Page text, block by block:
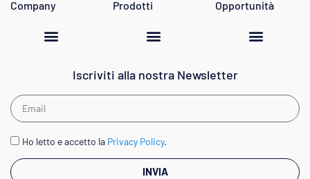
Company Prodotti Opportunità
Iscriviti alla nostra Newsletter
Ho letto e accetto la Privacy Policy.
INVIA